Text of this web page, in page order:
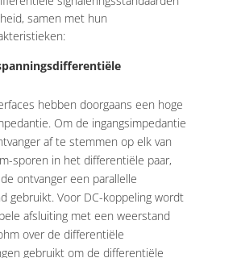
samen met hun
hebben doorgaans een hoge
Om de ingangsimpedantie
af te stemmen op elk van
sporen in het differentiële paar,
ontvanger een parallelle
gebruikt. Voor DC-koppeling wordt
afsluiting met een weerstand
over de differentiële
gebruikt om de differentiële